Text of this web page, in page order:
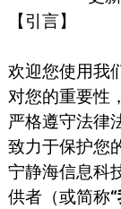
【引言】
欢迎您使用我
对您的重要性
严格遵守法律
致力于保护您
宁静海信息科
供者（或简称